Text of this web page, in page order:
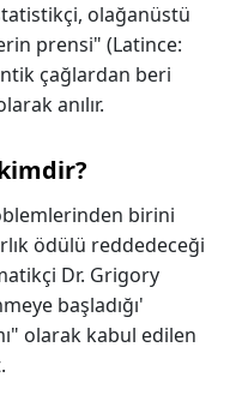
olağanüstü
prensi" (Latince:
çağlardan beri
anılır.
birini
ödülü reddedeceği
Dr. Grigory
başladığı'
olarak kabul edilen